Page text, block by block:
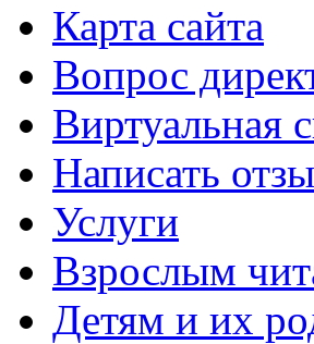
Карта сайта
Вопрос
Виртуальная
Написать
Услуги
Взрослым
Детям и их